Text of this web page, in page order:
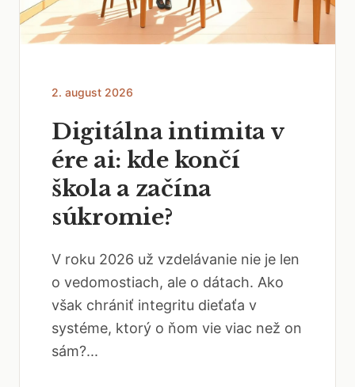
2. august 2026
Digitálna intimita v
ére ai: kde končí
škola a začína
súkromie?
V roku 2026 už vzdelávanie nie je len
o vedomostiach, ale o dátach. Ako
však chrániť integritu dieťaťa v
systéme, ktorý o ňom vie viac než on
sám?...